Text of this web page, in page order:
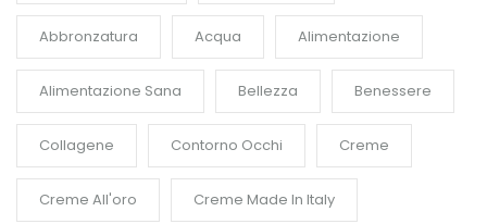
Abbronzatura Acqua Alimentazione
Alimentazione Sana Bellezza Benessere
Collagene Contorno Occhi Creme
Creme All'oro Creme Made In Italy